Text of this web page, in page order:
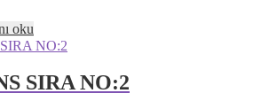
oku
SIRA NO:2